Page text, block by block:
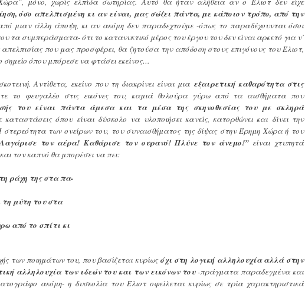
όσο απελπισμένη κι αν είναι, μας σώζει πάντα, με κάποιον τρόπο, από την
μιαν άλλη άποψη, κι αν ακόμη δεν παραδεχτούμε -όπως το παραδέχουνται όσοι
τα συμπεράσματα- ότι το κατανυκτικό μέρος του έργου του δεν είναι αρκετό για ν’
απελπισίας που μας προσφέρει, θα ζητούσα την απόδοση στους επιγόνους του Έλιοτ,
σημείο όπου μπόρεσε να φτάσει εκείνος…
Αντίθετα, εκείνο που τη διακρίνει είναι μια εξαιρετική καθαρότητα στις
το φευγαλέο στις εικόνες του, καμιά θολούρα γύρω από τα αισθήματα που
του είναι πάντα άμεσα και τα μέσα της σκηνοθεσίας του με σκληρά
όπου είναι δύσκολο να υλοποιήσει κανείς, κατορθώνει και δίνει την
στερεότητα των ονείρων του, του συναισθήματος της δίψας στην Έρημη Χώρα ή του
τον αέρα! Καθάρισε τον ουρανό! Πλύνε τον άνεμο!”είναι χτυπητά
τον καπνό θα μπορέσει να πει:
ράχη της στα πα-
τη μύτη του στα
από το σπίτι κι
των ποιημάτων του, που βασίζεται κυρίωςόχι στη λογική αλληλουχία αλλά στην
αλληλουχία των ιδεών του και των εικόνων του-πράγματα παραδεγμένα και
ακόμη- η δυσκολία του Έλιοτ οφείλεται κυρίως σε τρία χαρακτηριστικά